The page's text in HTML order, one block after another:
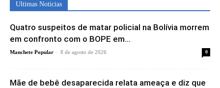
Ultimas Noticias
Quatro suspeitos de matar policial na Bolívia morrem
em confronto com o BOPE em...
Manchete Popular - 8 de agosto de 2026 0
Mãe de bebê desaparecida relata ameaça e diz que